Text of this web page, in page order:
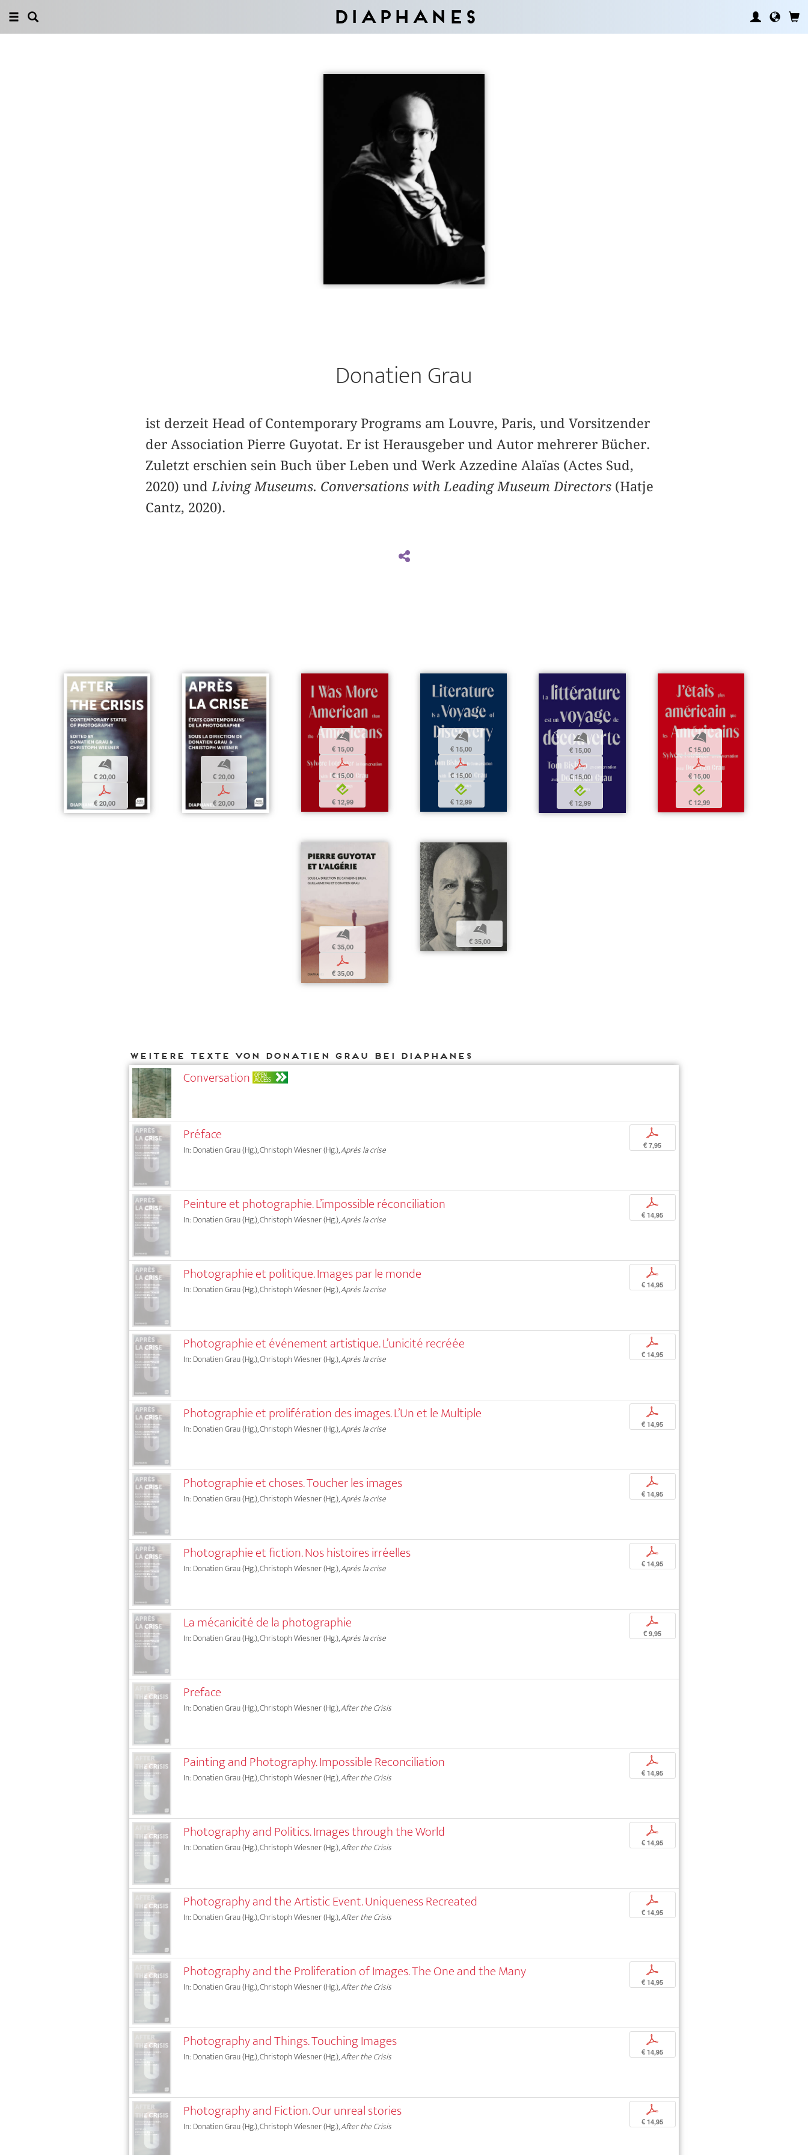
Diaphanes
Donatien Grau
ist derzeit Head of Contemporary Programs am Louvre, Paris, und Vorsitzender
der Association Pierre Guyotat. Er ist Herausgeber und Autor mehrerer Bücher.
Zuletzt erschien sein Buch über Leben und Werk Azzedine Alaïas (Actes Sud,
2020) und Living Museums. Conversations with Leading Museum Directors (Hatje
Cantz, 2020).
b
€ 20,00
p
€ 20,00
b
€ 20,00
p
€ 20,00
b
€ 15,00
p
€ 15,00
e
€ 12,99
b
€ 15,00
p
€ 15,00
e
€ 12,99
b
€ 15,00
p
€ 15,00
e
€ 12,99
b
€ 15,00
p
€ 15,00
e
€ 12,99
b
€ 35,00
p
€ 35,00
b
€ 35,00
Weitere Texte von Donatien Grau bei DIAPHANES
Conversation OPEN
ACCESS
Préface
In: Donatien Grau (Hg.), Christoph Wiesner (Hg.),Après la crise
p
€ 7,95
Peinture et photographie. L’impossible réconciliation
In: Donatien Grau (Hg.), Christoph Wiesner (Hg.),Après la crise
p
€ 14,95
Photographie et politique. Images par le monde
In: Donatien Grau (Hg.), Christoph Wiesner (Hg.),Après la crise
p
€ 14,95
Photographie et événement artistique. L’unicité recréée
In: Donatien Grau (Hg.), Christoph Wiesner (Hg.),Après la crise
p
€ 14,95
Photographie et prolifération des images. L’Un et le Multiple
In: Donatien Grau (Hg.), Christoph Wiesner (Hg.),Après la crise
p
€ 14,95
Photographie et choses. Toucher les images
In: Donatien Grau (Hg.), Christoph Wiesner (Hg.),Après la crise
p
€ 14,95
Photographie et fiction. Nos histoires irréelles
In: Donatien Grau (Hg.), Christoph Wiesner (Hg.),Après la crise
p
€ 14,95
La mécanicité de la photographie
In: Donatien Grau (Hg.), Christoph Wiesner (Hg.),Après la crise
p
€ 9,95
Preface
In: Donatien Grau (Hg.), Christoph Wiesner (Hg.),After the Crisis
Painting and Photography. Impossible Reconciliation
In: Donatien Grau (Hg.), Christoph Wiesner (Hg.),After the Crisis
p
€ 14,95
Photography and Politics. Images through the World
In: Donatien Grau (Hg.), Christoph Wiesner (Hg.),After the Crisis
p
€ 14,95
Photography and the Artistic Event. Uniqueness Recreated
In: Donatien Grau (Hg.), Christoph Wiesner (Hg.),After the Crisis
p
€ 14,95
Photography and the Proliferation of Images. The One and the Many
In: Donatien Grau (Hg.), Christoph Wiesner (Hg.),After the Crisis
p
€ 14,95
Photography and Things. Touching Images
In: Donatien Grau (Hg.), Christoph Wiesner (Hg.),After the Crisis
p
€ 14,95
Photography and Fiction. Our unreal stories
In: Donatien Grau (Hg.), Christoph Wiesner (Hg.),After the Crisis
p
€ 14,95